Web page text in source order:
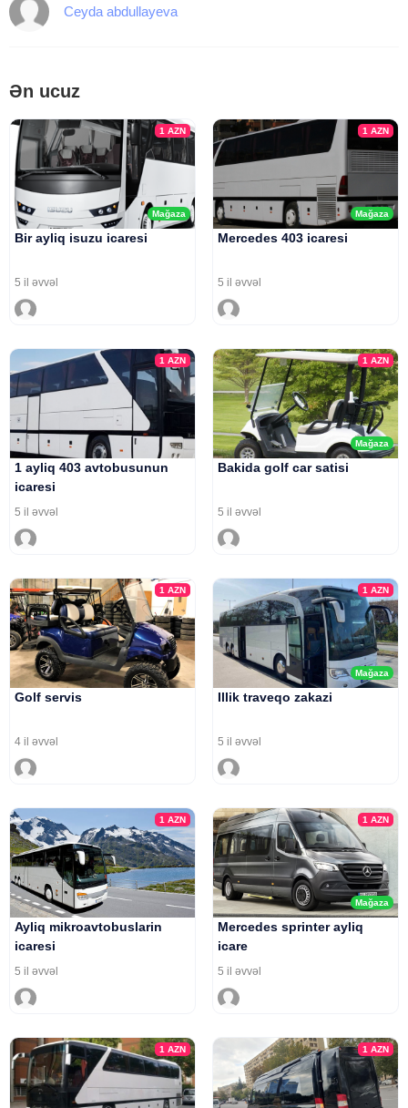
Ceyda abdullayeva
Ən ucuz
Mağaza
1AZN
Bir ayliq isuzu icaresi
5 il əvvəl
Mağaza
1 AZN
Mercedes 403 icaresi
5 il əvvəl
1AZN
1 ayliq 403 avtobusunun
icaresi
5 il əvvəl
Mağaza
1 AZN
Bakida golf car satisi
5 il əvvəl
1AZN
Golf servis
4 il əvvəl
Mağaza
1 AZN
Illik traveqo zakazi
5 il əvvəl
1AZN
Ayliq mikroavtobuslarin
icaresi
5 il əvvəl
Mağaza
1 AZN
Mercedes sprinter ayliq
icare
5 il əvvəl
1AZN 1 AZN